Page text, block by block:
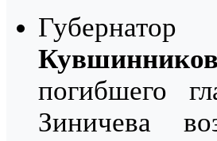
Кувшинников
погибшего
Зиничева